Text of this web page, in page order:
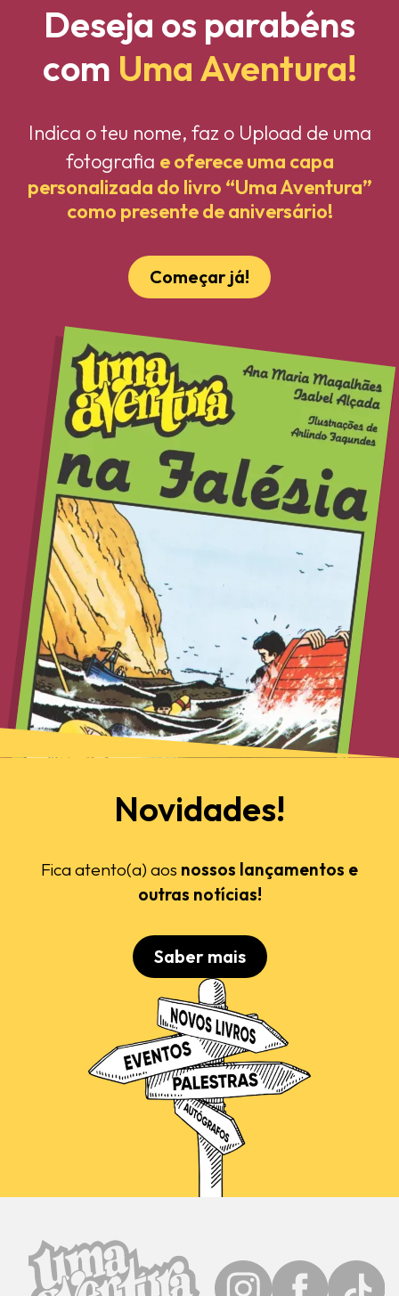
Deseja os parabéns
com Uma Aventura!
Indica o teu nome, faz o Upload de uma
fotografia e oferece uma capa
personalizada do livro “Uma Aventura”
como presente de aniversário!
Começar já!
Novidades!
Fica atento(a) aos nossos lançamentos e
outras notícias!
Saber mais